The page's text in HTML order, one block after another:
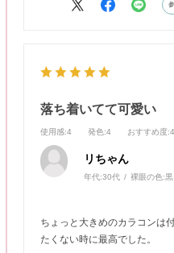
落ち着いてて可愛い
使用感:4 発色:4 おすすめ度:4
リちゃん
年代:30代 裸眼の色:黒
ちょっと大きめのカラコンは
たくない時に最高でした。